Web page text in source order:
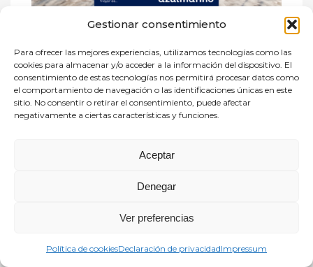
Gestionar consentimiento
Para ofrecer las mejores experiencias, utilizamos tecnologías como las
cookies para almacenar y/o acceder a la información del dispositivo. El
consentimiento de estas tecnologías nos permitirá procesar datos como
el comportamiento de navegación o las identificaciones únicas en este
sitio. No consentir o retirar el consentimiento, puede afectar
negativamente a ciertas características y funciones.
Aceptar
Denegar
Ver preferencias
Política de cookiesDeclaración de privacidadImpressum
grupo IBEROSTAR. Empresa enfocada en turismo y
hoteles, que cuenta con mas de 200 puntos de venta
en territorio nacional, de ellos 11 oficinas de ultima
generación en la Comunidad de Madrid.
misma y adicional a los descuentos habituales se
Descuento 7% ( no 5% como durante el resto del
Cancelación flexible